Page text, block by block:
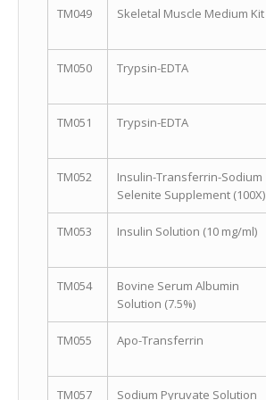
TM049 Skeletal Muscle Medium Kit
TM050 Trypsin-EDTA
TM051 Trypsin-EDTA
TM052
Insulin-Transferrin-Sodium
Selenite Supplement (100X)
TM053 Insulin Solution (10 mg/ml)
TM054
Bovine Serum Albumin
Solution (7.5%)
TM055 Apo-Transferrin
TM057
Sodium Pyruvate Solution